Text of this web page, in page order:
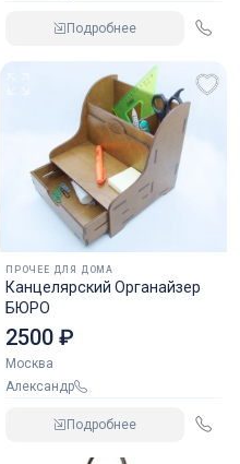
Подробнее
ПРОЧЕЕ ДЛЯ ДОМА
Канцелярский Органайзер
БЮРО
2500 ₽
Москва
Александр
Подробнее